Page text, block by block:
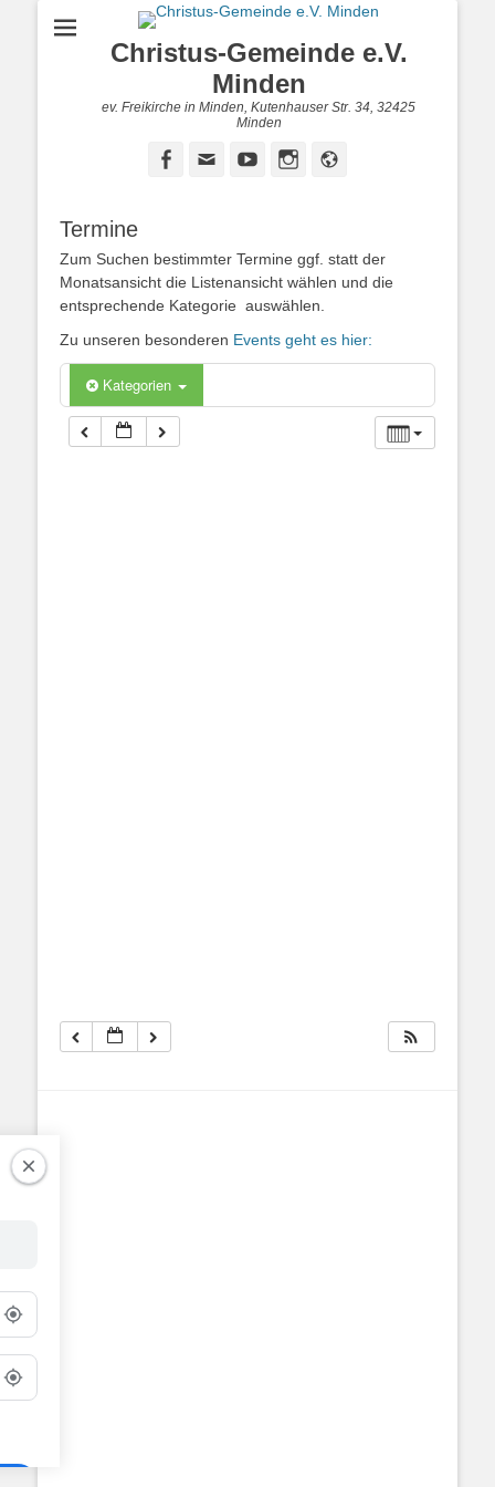
Christus-Gemeinde e.V.
Minden
ev. Freikirche in Minden, Kutenhauser Str. 34, 32425
Minden
Facebook YouTubeInstagram
Termine
Zum Suchen bestimmter Termine ggf. statt der
Monatsansicht die Listenansicht wählen und die
entsprechende Kategorie auswählen.
Zu unseren besonderen Events geht es hier:
Kategorien